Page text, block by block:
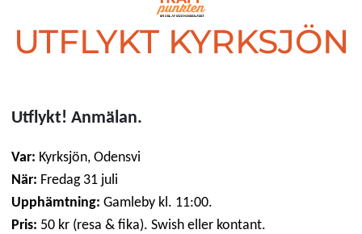
UTFLYKT KYRKSJÖN
Utflykt! Anmälan.
Var: Kyrksjön, Odensvi
När: Fredag 31 juli
Upphämtning: Gamlebykl. 11:00.
Pris: 50 kr (resa & fika). Swish eller kontant.